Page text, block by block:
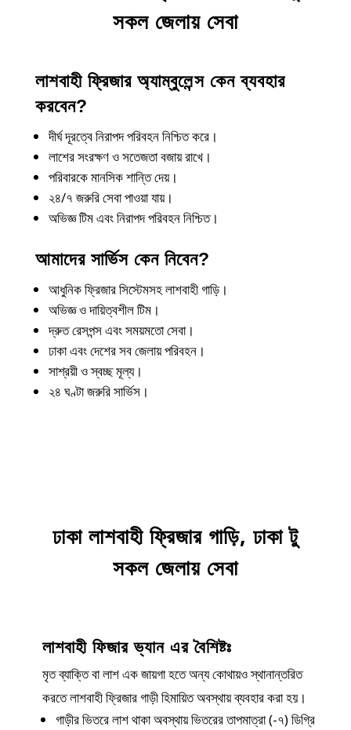
সকল জেলায় সেবা
লাশবাহী ফ্রিজার অ্যাম্বুলেন্স কেন ব্যবহার
করবেন?
দীর্ঘ দূরত্বে নিরাপদ পরিবহন নিশ্চিত করে।
লাশের সংরক্ষণ ও সতেজতা বজায় রাখে।
পরিবারকে মানসিক শান্তি দেয়।
২৪/৭ জরুরি সেবা পাওয়া যায়।
অভিজ্ঞ টিম এবং নিরাপদ পরিবহন নিশ্চিত।
আমাদের সার্ভিস কেন নিবেন?
আধুনিক ফ্রিজার সিস্টেমসহ লাশবাহী গাড়ি।
অভিজ্ঞ ও দায়িত্বশীল টিম।
দ্রুত রেসপন্স এবং সময়মতো সেবা।
ঢাকা এবং দেশের সব জেলায় পরিবহন।
সাশ্রয়ী ও স্বচ্ছ মূল্য।
২৪ ঘণ্টা জরুরি সার্ভিস।
ঢাকালাশবাহী ফ্রিজার গাড়ি, ঢাকা টু
সকল জেলায় সেবা
লাশবাহী ফিজার ভ্যান এর বৈশিষ্টঃ
মৃত ব্যাক্তি বা লাশ এক জায়গা হতে অন্য কোথায়ও স্থানান্তরিত
করতে লাশবাহী ফ্রিজার গাড়ী হিমায়িত অবস্থায় ব্যবহার করা হয়।
গাড়ীর ভিতরে লাশ থাকা অবস্থায় ভিতরের তাপমাত্রা (-৭) ডিগ্রি